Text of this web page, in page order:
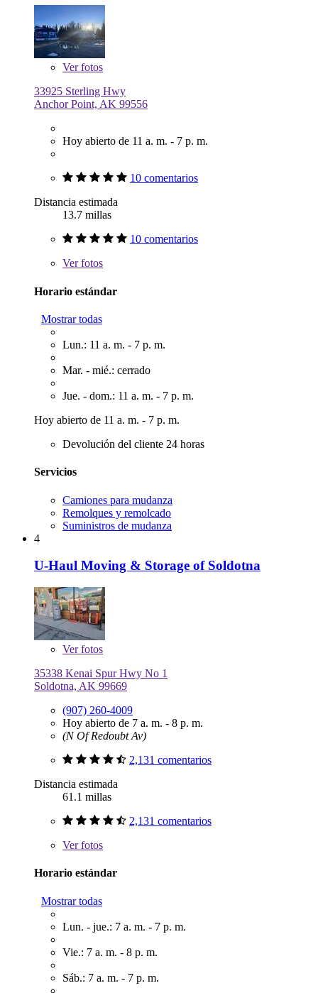
Verfotos
33925 Sterling Hwy
Anchor Point, AK 99556
Hoy abierto de 11 a. m. - 7 p. m.
10 comentarios
Distancia estimada
13.7 millas
10 comentarios
Verfotos
Horario estándar
Mostrar todas
Lun.: 11 a. m. - 7 p. m.
Mar. - mié.: cerrado
Jue. - dom.: 11 a. m. - 7 p. m.
Hoy abierto de 11 a. m. - 7 p. m.
Devolución del cliente 24 horas
Servicios
Camiones para mudanza
Remolques y remolcado
Suministros de mudanza
4
U-Haul Moving & Storage of Soldotna
Verfotos
35338 Kenai Spur Hwy No 1
Soldotna, AK 99669
(907) 260-4009
Hoy abierto de 7 a. m. - 8 p. m.
(N Of Redoubt Av)
2,131 comentarios
Distancia estimada
61.1 millas
2,131 comentarios
Verfotos
Horario estándar
Mostrar todas
Lun. - jue.: 7 a. m. - 7 p. m.
Vie.: 7 a. m. - 8 p. m.
Sáb.: 7 a. m. - 7 p. m.